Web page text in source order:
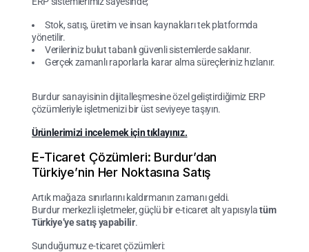
Stok, satış, üretim ve insan kaynakları tek platformda
yönetilir.
Verileriniz bulut tabanlı güvenli sistemlerde saklanır.
Gerçek zamanlı raporlarla karar alma süreçleriniz hızlanır.
Burdur sanayisinin dijitalleşmesine özel geliştirdiğimiz ERP
çözümleriyle işletmenizi bir üst seviyeye taşıyın.
Ürünlerimizi incelemek için tıklayınız.
E-Ticaret Çözümleri: Burdur’dan
Türkiye’nin Her Noktasına Satış
Artık mağaza sınırlarını kaldırmanın zamanı geldi.
Burdur merkezli işletmeler, güçlü bir e-ticaret alt yapısıylatüm
Türkiye’ye satış yapabilir.
Sunduğumuz e-ticaret çözümleri: